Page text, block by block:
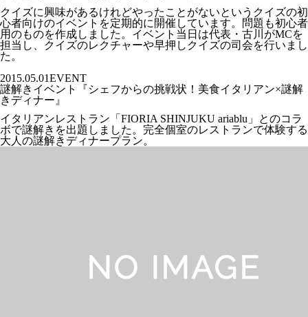
クイズに興味があるけれどやったことがないというクイズの初
心者向けのイベントを定期的に開催しています。問題も初心者
用のものを作成しました。イベント当日は代表・古川がMCを
担当し、クイズのレクチャーや早押しクイズの司会を行いまし
た。
2015.05.01EVENT
謎解きイベント『シェフからの挑戦状！美食イタリアン×謎解
きディナー』
イタリアンレストラン「FIORIA SHINJUKU ariablu」とのコラ
ボで謎解きを出題しました。完全個室のレストランで体験する
大人の謎解きディナープラン。